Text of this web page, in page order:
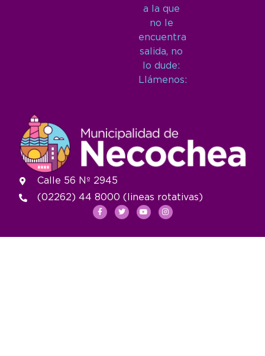
a la que
no le
encuentra
salida, no
lo dude:
Llámenos:
Calle 56 Nº 2945
(02262) 44 8000 (lineas rotativas)